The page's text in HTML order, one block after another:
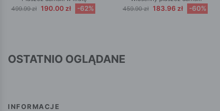
499.99 zł 190.00 zł -62%
459.90 zł 183.96 zł -60%
OSTATNIO OGLĄDANE
INFORMACJE